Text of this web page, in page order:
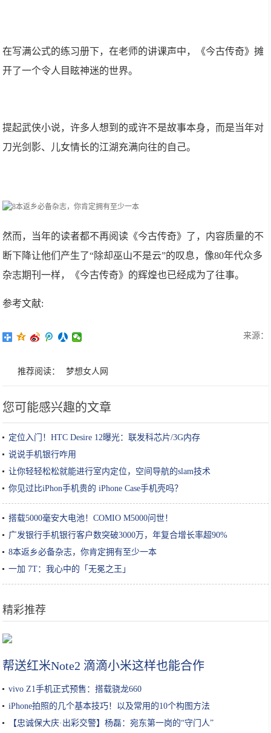
在写满公式的练习册下，在老师的讲课声中，《今古传奇》摊
开了一个令人目眩神迷的世界。
提起武侠小说，许多人想到的或许不是故事本身，而是当年对
刀光剑影、儿女情长的江湖充满向往的自己。
然而，当年的读者都不再阅读《今古传奇》了，内容质量的不
断下降让他们产生了“除却巫山不是云”的叹息，像80年代众多
杂志期刊一样，《今古传奇》的辉煌也已经成为了往事。
参考文献:
来源：
推荐阅读： 梦想女人网
您可能感兴趣的文章
定位入门！HTC Desire 12曝光：联发科芯片/3G内存
说说手机银行咋用
让你轻轻松松就能进行室内定位，空间导航的slam技术
你见过比iPhon手机贵的 iPhone Case手机壳吗？
搭载5000毫安大电池！COMIO M5000问世！
广发银行手机银行客户数突破3000万，年复合增长率超90%
8本返乡必备杂志，你肯定拥有至少一本
一加 7T：我心中的「无冕之王」
精彩推荐
帮送红米Note2 滴滴小米这样也能合作
vivo Z1手机正式预售：搭载骁龙660
iPhone拍照的几个基本技巧！以及常用的10个构图方法
【忠诚保大庆·出彩交警】杨磊：宛东第一岗的“守门人”